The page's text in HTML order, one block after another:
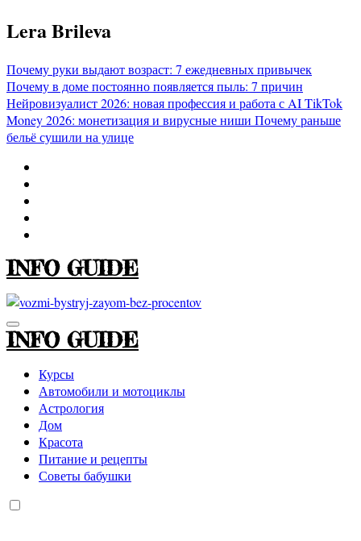
Перейти
к
Lera Brileva
Почему руки выдают возраст: 7 ежедневных привычек
Почему в доме постоянно появляется пыль: 7 причин
Нейровизуалист 2026: новая профессия и работа с AITikTok
Money 2026: монетизация и вирусные ниши Почему раньше
бельё сушили на улице
INFO GUIDE
INFO GUIDE
Курсы
Автомобили и мотоциклы
Астрология
Дом
Красота
Питание и рецепты
Советы бабушки